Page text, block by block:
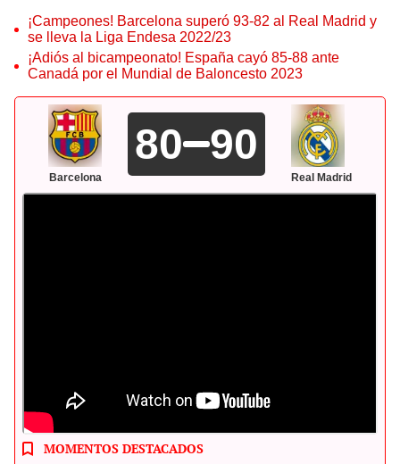
¡Campeones! Barcelona superó 93-82 al Real Madrid y
se lleva la Liga Endesa 2022/23
¡Adiós al bicampeonato! España cayó 85-88 ante
Canadá por el Mundial de Baloncesto 2023
Barcelona
80 90
Real Madrid
Revive el minuto a minuto de la semifinal entre Barcelona vs. Real
Madrid EN DIRECTO. Foto: composición LR/Real Madrid
MOMENTOS DESTACADOS